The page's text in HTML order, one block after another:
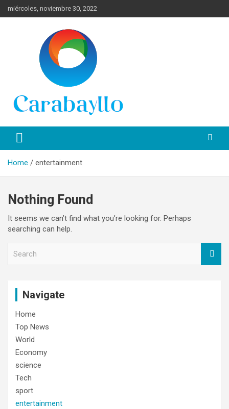
to
miércoles, noviembre 30, 2022
Portal de Lima Norte y
Carabayllo
información turística en español de toda España.
Home entertainment
Nothing Found
It seems we can’t find what you’re looking for. Perhaps
searching can help.
Navigate
Home
Top News
World
Economy
science
Tech
sport
entertainment